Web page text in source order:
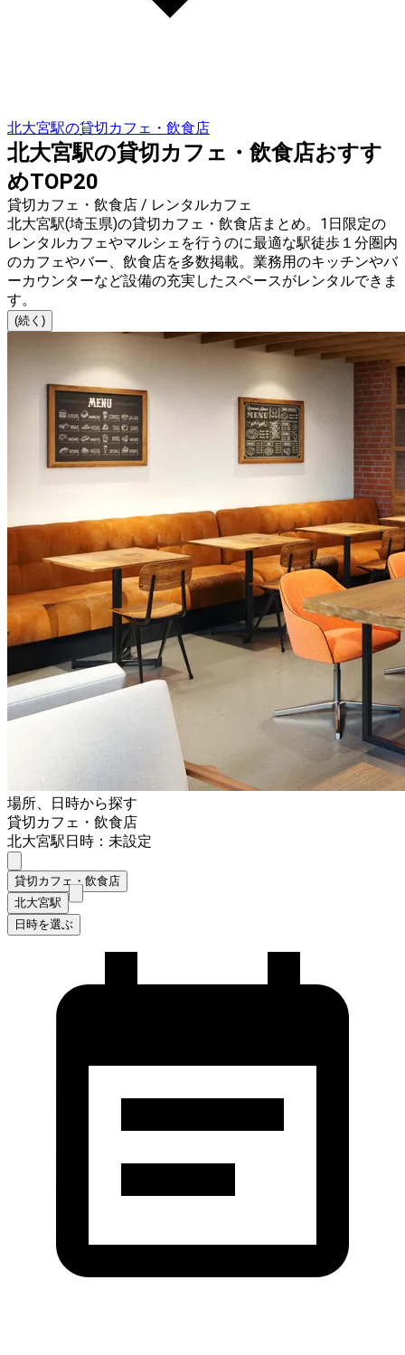
北大宮駅の貸切カフェ・飲食店
北大宮駅の貸切カフェ・飲食店おすす
めTOP20
貸切カフェ・飲食店 / レンタルカフェ
北大宮駅(埼玉県)の貸切カフェ・飲食店まとめ。1日限定の
レンタルカフェやマルシェを行うのに最適な駅徒歩１分圏内
のカフェやバー、飲食店を多数掲載。業務用のキッチンやバ
ーカウンターなど設備の充実したスペースがレンタルできま
す。
(続く)
場所、日時から探す
貸切カフェ・飲食店
北大宮駅日時：未設定
貸切カフェ・飲食店
北大宮駅
日時を選ぶ